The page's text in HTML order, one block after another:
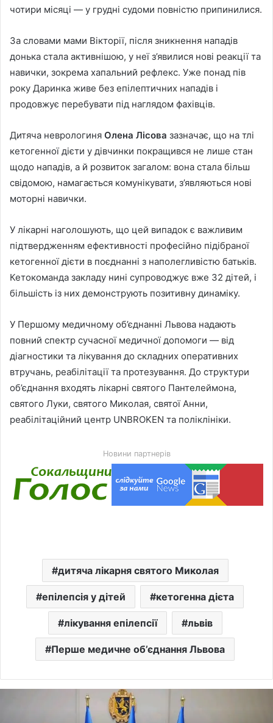
чотири місяці — у грудні судоми повністю припинилися.
За словами мами Вікторії, після зникнення нападів
донька стала активнішою, у неї з’явилися нові реакції та
навички, зокрема хапальний рефлекс. Уже понад пів
року Даринка живе без епілептичних нападів і
продовжує перебувати під наглядом фахівців.
Дитяча неврологиня Олена Лісова зазначає, що на тлі
кетогенної дієти у дівчинки покращився не лише стан
щодо нападів, а й розвиток загалом: вона стала більш
свідомою, намагається комунікувати, з’являються нові
моторні навички.
У лікарні наголошують, що цей випадок є важливим
підтвердженням ефективності професійно підібраної
кетогенної дієти в поєднанні з наполегливістю батьків.
Кетокоманда закладу нині супроводжує вже 32 дітей, і
більшість із них демонструють позитивну динаміку.
У Першому медичному об’єднанні Львова надають
повний спектр сучасної медичної допомоги — від
діагностики та лікування до складних оперативних
втручань, реабілітації та протезування. До структури
об’єднання входять лікарні святого Пантелеймона,
святого Луки, святого Миколая, святої Анни,
реабілітаційний центр UNBROKEN та поліклініки.
Новини партнерів
дитяча лікарня святого Миколая
епілепсія у дітей кетогенна дієта
лікування епілепсії львів
Перше медичне об’єднання Львова